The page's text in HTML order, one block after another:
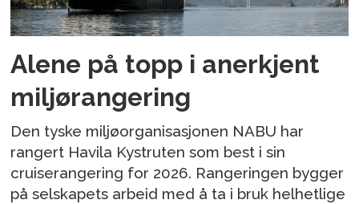
Alene på topp i anerkjent
miljørangering
Den tyske miljøorganisasjonen NABU har
rangert Havila Kystruten som best i sin
cruiserangering for 2026. Rangeringen bygger
på selskapets arbeid med å ta i bruk helhetlige